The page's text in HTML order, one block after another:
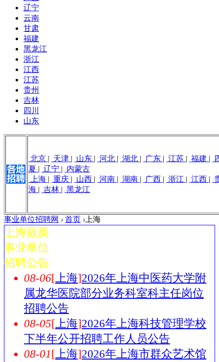
辽宁
云南
甘肃
福建
黑龙江
浙江
江西
江苏
贵州
吉林
四川
山东
北京 | 天津 | 山东 | 河北 | 湖北 | 广东 | 江苏 | 福建 |
夏 | 辽宁 | 内蒙古
上海 | 重庆 | 山西 | 河南 | 湖南 | 广西 | 浙江 | 江西 |
海 | 吉林 | 黑龙江
事业单位招聘网 › 首页 › 上海
上海最新
事业单位
招聘公告
08-06[ 上海]2026年上海中医药大学附
属龙华医院部分业务科室科主任岗位
招聘公告
08-05[ 上海]2026年上海科技管理学校
下半年公开招聘工作人员公告
08-01[ 上海]2026年上海市群众艺术馆